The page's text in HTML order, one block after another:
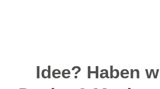
Idee? Haben